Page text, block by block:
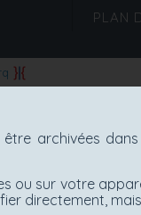
PLAN
archivées
ou sur votre
directement,